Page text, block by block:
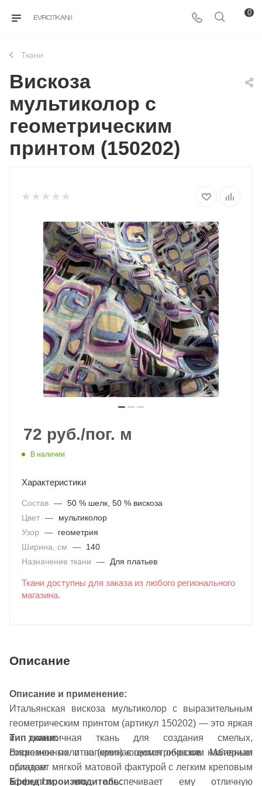
0
Ткани
Вискоза
мультиколор с
геометрическим
принтом (150202)
72 руб./пог. м
В наличии
Характеристики
Состав — 50 % шелк, 50 % вискоза
Цвет —
мультиколор
Узор
—
геометрия
Ширина, см
—
140
Назначение ткани
— Для платьев
Ткани доступны для заказа из любого регионального
магазина.
Описание
Описание и применение:
Итальянская вискоза мультиколор с выразительным
геометрическим принтом (артикул 150202) — это яркая
и динамичная ткань для создания смелых,
современных и запоминающихся образов. Материал
обладает мягкой матовой фактурой с легким креповым
эффектом, что обеспечивает ему отличную
Тип ткани:
Вискозное полотно (креп) с геометрическим набивным
принтом
Бренд / производитель: